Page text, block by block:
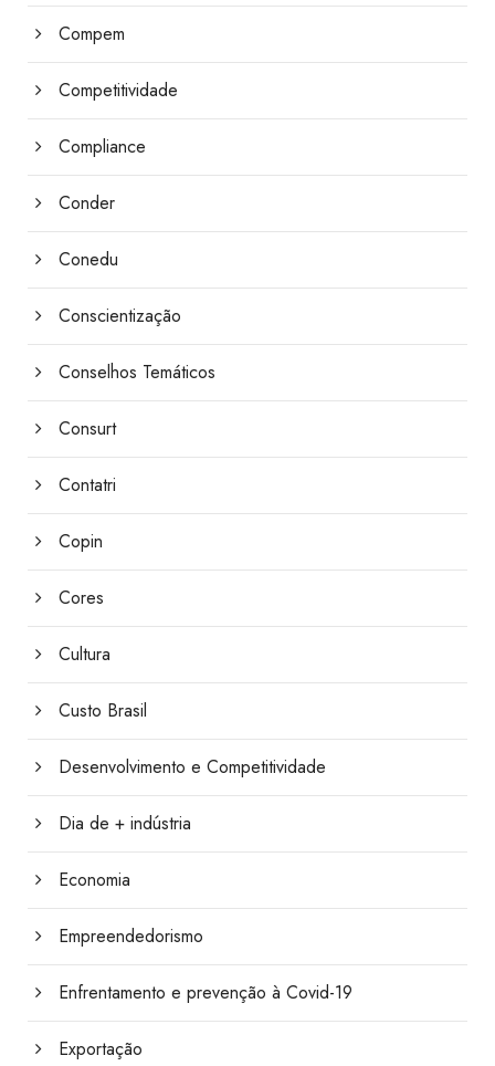
Compem
Competitividade
Compliance
Conder
Conedu
Conscientização
Conselhos Temáticos
Consurt
Contatri
Copin
Cores
Cultura
Custo Brasil
Desenvolvimento e Competitividade
Dia de + indústria
Economia
Empreendedorismo
Enfrentamento e prevenção à Covid-19
Exportação